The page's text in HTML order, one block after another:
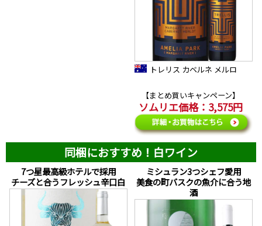
トレリス カベルネ メルロ
【まとめ買いキャンペーン】
ソムリエ価格：3,575円
同梱におすすめ！白ワイン
7つ星最高級ホテルで採用
チーズと合うフレッシュ辛口白
ミシュラン3つシェフ愛用
美食の町バスクの魚介に合う地
酒